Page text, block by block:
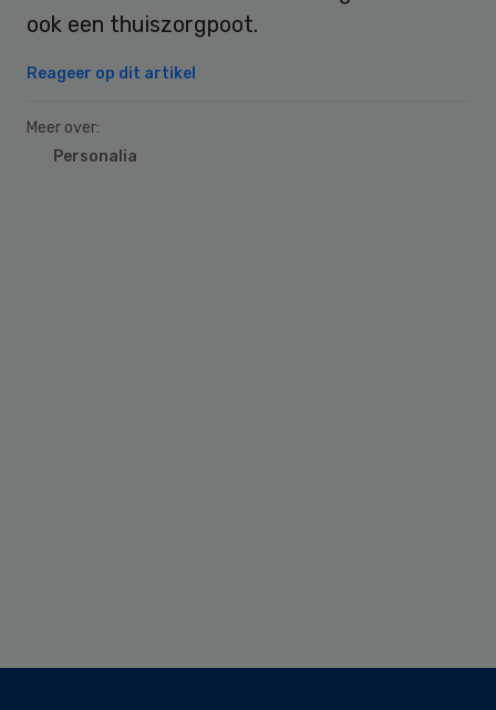
ook een thuiszorgpoot.
Reageer op dit artikel
Meer over:
Personalia